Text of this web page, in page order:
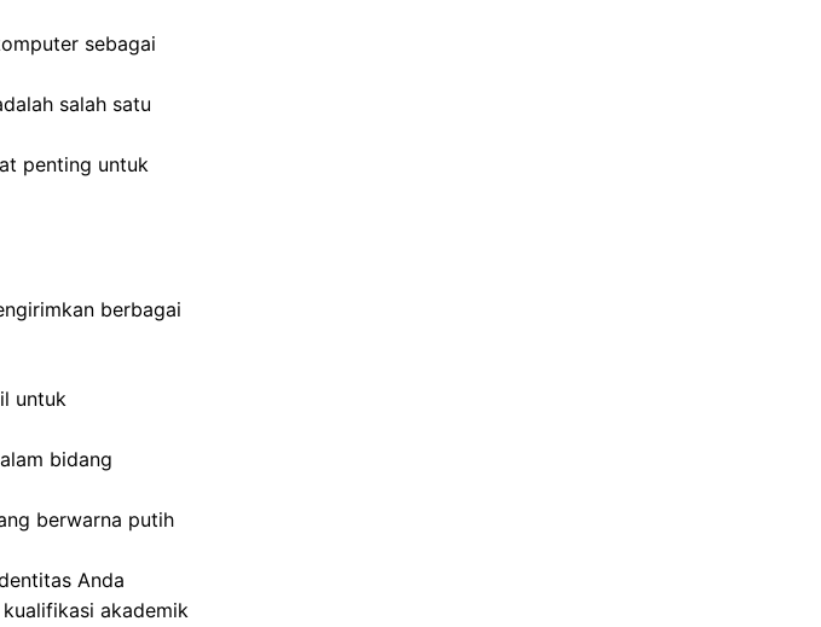
sebagai
salah satu
penting untuk
berbagai
untuk
bidang
berwarna putih
Anda
akademik